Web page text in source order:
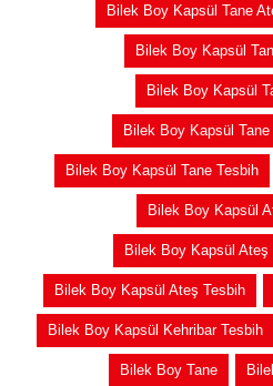
Bilek Boy Kapsül Tane
Bilek Boy Kapsül
Bilek Boy Kapsül
Bilek Boy Kapsül
Bilek Boy Kapsül Tane Tesbih
Bilek Boy Kapsül
Bilek Boy Kapsül Ateş
Bilek Boy Kapsül Ateş Tesbih
Bilek Boy Kapsül Kehribar Tesbih
Bilek Boy Tane